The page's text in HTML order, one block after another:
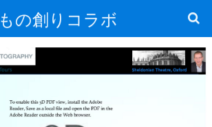
もの創りコラボ